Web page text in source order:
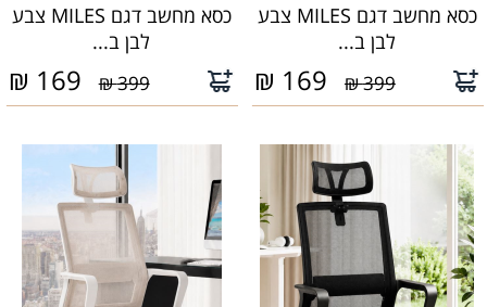
כסא מחשב דגם MILES צבע
לבן ב...
399 ₪
169
₪
כסא מחשב דגם MILES צבע
לבן ב...
399 ₪
169
₪